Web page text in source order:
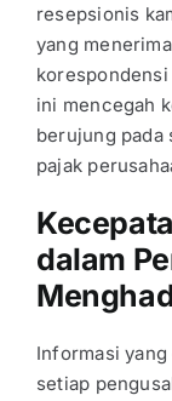
resepsionis
yang
ini mencegah
berujung pada
pajak
dalam
Informasi
setiap